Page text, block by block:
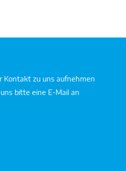
Kontakt zu uns aufnehmen
bitte eine E-Mail an